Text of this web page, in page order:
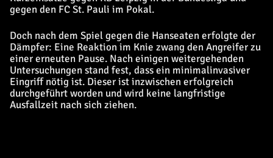
gegen den FC St. Pauli im Pokal.
Doch nach dem Spiel gegen die Hanseaten erfolgte der
Dämpfer: Eine Reaktion im Knie zwang den Angreifer zu
einer erneuten Pause. Nach einigen weitergehenden
Untersuchungen stand fest, dass ein minimalinvasiver
Eingriff nötig ist. Dieser ist inzwischen erfolgreich
durchgeführt worden und wird keine langfristige
Ausfallzeit nach sich ziehen.